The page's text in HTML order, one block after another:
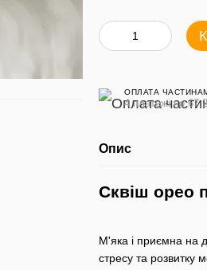
ОПЛАТА
4 платежі по
Опис
Сквіш орео
М'яка і приємна на
стресу та розвитку